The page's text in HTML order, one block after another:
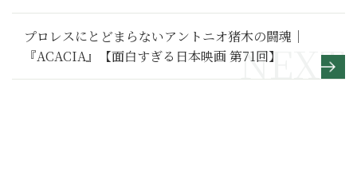
ジャーはどうする？
プロレスにとどまらないアントニオ猪木の闘魂｜
『ACACIA』【面白すぎる日本映画 第71回】